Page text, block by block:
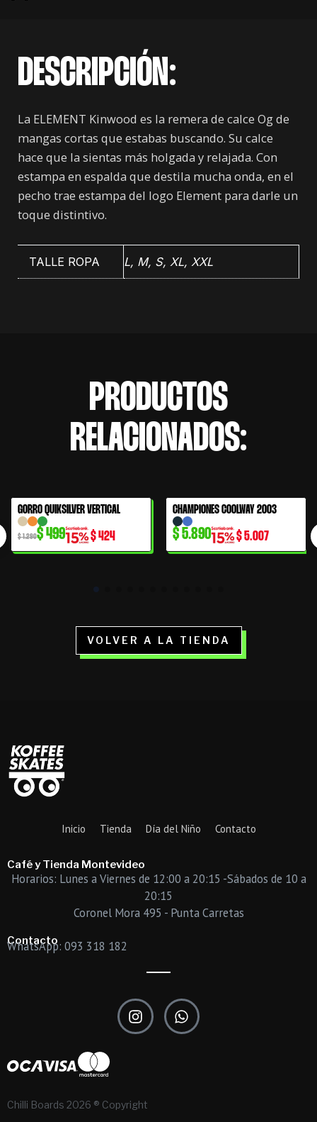
DESCRIPCIÓN:
La ELEMENT Kinwood es la remera de calce Og de
mangas cortas que estabas buscando. Su calce
hace que la sientas más holgada y relajada. Con
estampa en espalda que destila mucha onda, en el
pecho trae estampa del logo Element para darle un
toque distintivo.
TALLE ROPA L, M, S, XL, XXL
PRODUCTOS
RELACIONADOS:
61% OFF
GORRO QUIKSILVER VERTICAL
$1.290
El
precio
original
era:
$499
El
precio
actual
es:
$424
CHAMPIONES COOLWAY 2003
$5.890 $5.007
VOLVER A LA TIENDA
Inicio Tienda Día del Niño Contacto
Café y Tienda Montevideo
Horarios: Lunes a Viernes de 12:00 a 20:15 -Sábados de 10 a
20:15
Coronel Mora 495 - Punta Carretas
Contacto
WhatsApp: 093 318 182
Chilli Boards 2026 ® Copyright
I
n
s
a
W
h
a